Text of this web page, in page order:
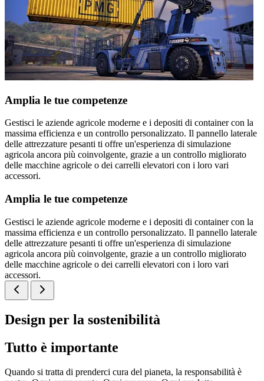
Amplia le tue competenze
Gestisci le aziende agricole moderne e i depositi di container con la
massima efficienza e un controllo personalizzato. Il pannello laterale
delle attrezzature pesanti ti offre un'esperienza di simulazione
agricola ancora più coinvolgente, grazie a un controllo migliorato
delle macchine agricole o dei carrelli elevatori con i loro vari
accessori.
Amplia le tue competenze
Gestisci le aziende agricole moderne e i depositi di container con la
massima efficienza e un controllo personalizzato. Il pannello laterale
delle attrezzature pesanti ti offre un'esperienza di simulazione
agricola ancora più coinvolgente, grazie a un controllo migliorato
delle macchine agricole o dei carrelli elevatori con i loro vari
accessori.
Design per la sostenibilità
Tutto è importante
Quando si tratta di prenderci cura del pianeta, la responsabilità è